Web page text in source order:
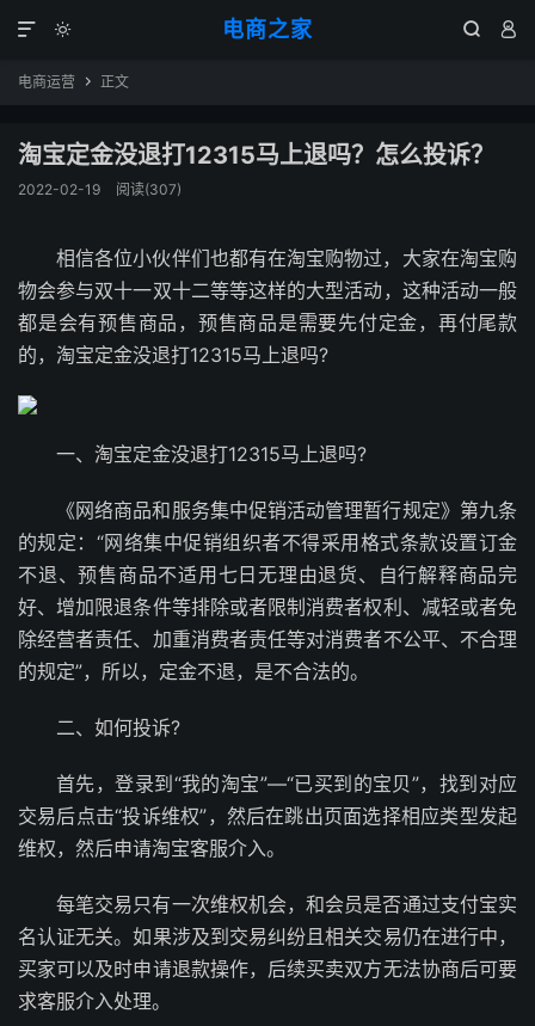
电商之家 
 

电商运营  正文
淘宝定金没退打12315马上退吗？怎么投诉？
2022-02-19 阅读(307)
相信各位小伙伴们也都有在淘宝购物过，大家在淘宝购
物会参与双十一双十二等等这样的大型活动，这种活动一般
都是会有预售商品，预售商品是需要先付定金，再付尾款
的，淘宝定金没退打12315马上退吗?
一、淘宝定金没退打12315马上退吗?
《网络商品和服务集中促销活动管理暂行规定》第九条
的规定：“网络集中促销组织者不得采用格式条款设置订金
不退、预售商品不适用七日无理由退货、自行解释商品完
好、增加限退条件等排除或者限制消费者权利、减轻或者免
除经营者责任、加重消费者责任等对消费者不公平、不合理
的规定”，所以，定金不退，是不合法的。
二、如何投诉?
首先，登录到“我的淘宝”—“已买到的宝贝”，找到对应
交易后点击“投诉维权”，然后在跳出页面选择相应类型发起
维权，然后申请淘宝客服介入。
每笔交易只有一次维权机会，和会员是否通过支付宝实
名认证无关。如果涉及到交易纠纷且相关交易仍在进行中，
买家可以及时申请退款操作，后续买卖双方无法协商后可要
求客服介入处理。